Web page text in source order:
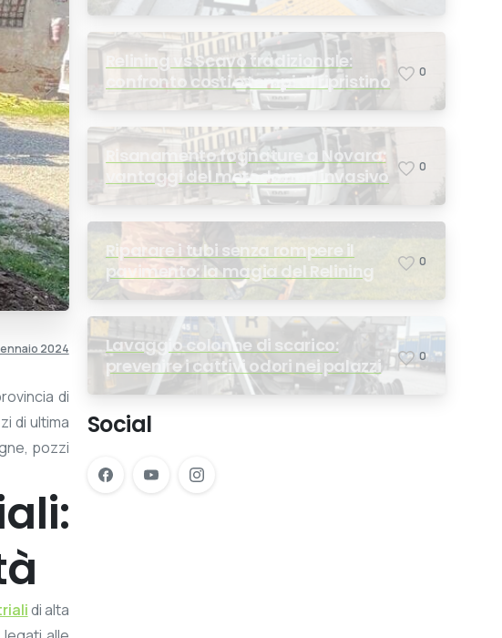
2024
di
di ultima
pozzi
di alta
Relining vs Scavo tradizionale:
confronto costi e tempi di ripristino
0
Risanamento fognature a Novara:
vantaggi del metodo non invasivo
0
Riparare i tubi senza rompere il
pavimento: la magia del Relining
0
Lavaggio colonne di scarico:
prevenire i cattivi odori nei palazzi
0
Social